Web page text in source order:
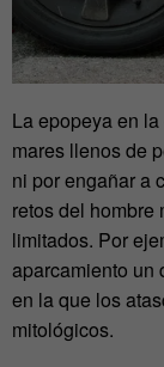
La epopeya en
mares llenos de
ni por engañar a
retos del hombre
limitados. Por
aparcamiento un
en la que los
mitológicos.